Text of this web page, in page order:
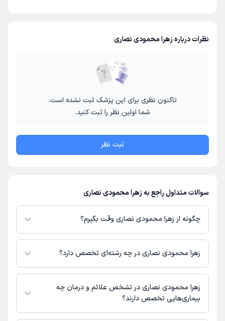
نظرات درباره زهرا محمودی نصاری
تاکنون نظری برای این پزشک ثبت نشده است.
شما اولین نظر را ثبت کنید.
ثبت نظر
سوالات متداول راجع به زهرا محمودی نصاری
چگونه از زهرا محمودی نصاری وقت بگیرم؟
در صورتی کهزهرا محمودی نصاریدارای پروفایل فعال و نوبت‌دهی باز در پلتفرم
دکترتو باشند، می‌توانید از طریق این پلتفرم برای دریافت نوبت اقدام کنید. در
مطب، شماره تماس، برنامه حضور در مطب، تصاویر پزشک، ساعات کاری و سایر
اطلاعات مرتبط با خدمات پزشکی و نوبت‌گیری ممکن است در پروفایل ایشان در
دکترتو در دسترس باشد
زهرا محمودی نصاری در چه رشته‌ای تخصص دارد؟
زهرا محمودی نصاری در رشته‌های زیر (پیراپزشکی) تخصص دارند:
روانشناسی
زهرا محمودی نصاری در تشخص علائم و درمان چه
بیماری‌هایی تخصص دارند؟
زهرا محمودی نصاری در تشخیص علائم و درمان بیماری‌های مرتبط با روانشناسی